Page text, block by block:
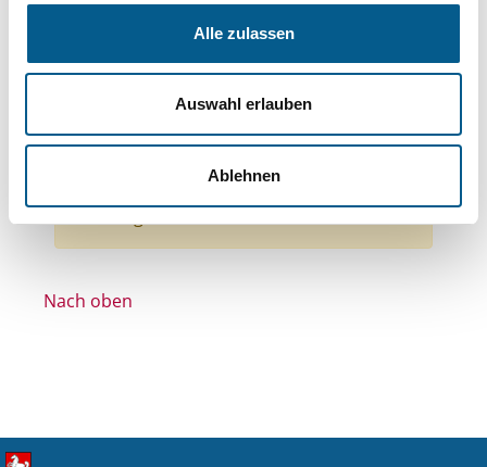
Alle zulassen
Auswahl erlauben
Ablehnen
Themen: Wohlfahrtswesen
Themen: Wohltätige Zwecke
Themen: Sonstige
Themen: Ländliche Entwicklung
Themen: Politische Bildung & Demokratie
Themen: Kunst & Kultur
Alle Filter entfernen
Nach oben